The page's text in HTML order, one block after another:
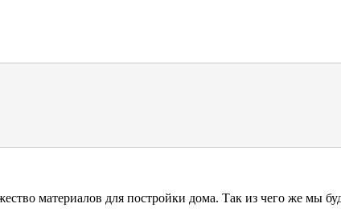
материалов для постройки дома. Так из чего же мы